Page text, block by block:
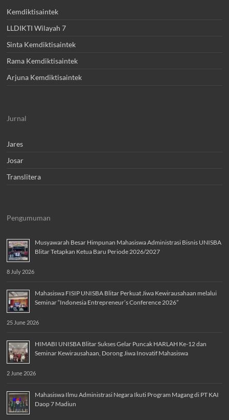
Kemdiktisaintek
LLDIKTI Wilayah 7
Sinta Kemdiktisaintek
Rama Kemdiktisaintek
Arjuna Kemdiktisaintek
Jurnal
Jares
Josar
Translitera
Pengumuman
Musyawarah Besar Himpunan Mahasiswa Administrasi Bisnis UNISBA
Blitar Tetapkan Ketua Baru Periode 2026/2027
8 July 2026
Mahasiswa FISIP UNISBA Blitar Perkuat Jiwa Kewirausahaan melalui
Seminar “Indonesia Entrepreneur’s Conference 2026”
25 June 2026
HIMABI UNISBA Blitar Sukses Gelar Puncak HARLAH Ke-12 dan
Seminar Kewirausahaan, Dorong Jiwa Inovatif Mahasiswa
2 June 2026
Mahasiswa Ilmu Administrasi Negara Ikuti Program Magang di PT KAI
Daop 7 Madiun